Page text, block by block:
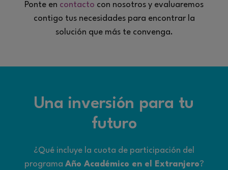
Ponte en contacto con nosotros y evaluaremos
contigo tus necesidades para encontrar la
solución que más te convenga.
Una inversión para tu
futuro
¿Qué incluye la cuota de participación del
programa Año Académico en el Extranjero?